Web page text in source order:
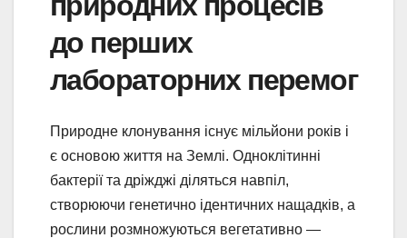
до перших
лабораторних перемог
Природне клонування існує мільйони років і
є основою життя на Землі. Одноклітинні
бактерії та дріжджі діляться навпіл,
створюючи генетично ідентичних нащадків, а
рослини розмножуються вегетативно —